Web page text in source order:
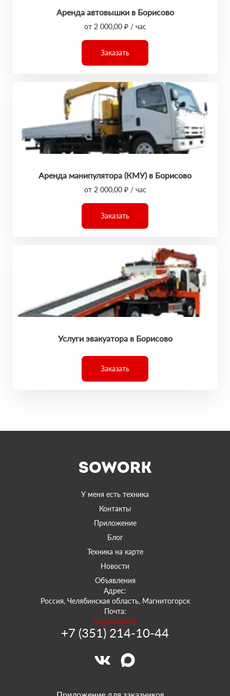
Аренда автовышки в Борисово
от 2 000,00 ₽ / час
Заказать
Аренда манипулятора (КМУ) в Борисово
от 2 000,00 ₽ / час
Заказать
Услуги эвакуатора в Борисово
Заказать
У меня есть техника
Контакты
Приложение
Блог
Техника на карте
Новости
Объявления
Адрес:
Россия, Челябинская область, Магнитогорск
Почта:
74@sowork.ru
+7 (351) 214-10-44